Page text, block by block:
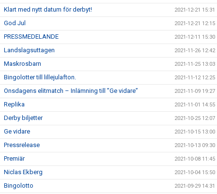
Klart med nytt datum för derbyt! 2021-12-21 15:31
God Jul 2021-12-21 12:15
PRESSMEDELANDE 2021-12-11 15:30
Landslagsuttagen 2021-11-26 12:42
Maskrosbarn 2021-11-25 13:03
Bingolotter till lillejulafton. 2021-11-12 12:25
Onsdagens elitmatch – Inlämning till ”Ge vidare” 2021-11-09 19:27
Replika 2021-11-01 14:55
Derby biljetter 2021-10-25 12:07
Ge vidare 2021-10-15 13:00
Pressrelease 2021-10-13 09:30
Premiär 2021-10-08 11:45
Niclas Ekberg 2021-10-04 15:50
Bingolotto 2021-09-29 14:31